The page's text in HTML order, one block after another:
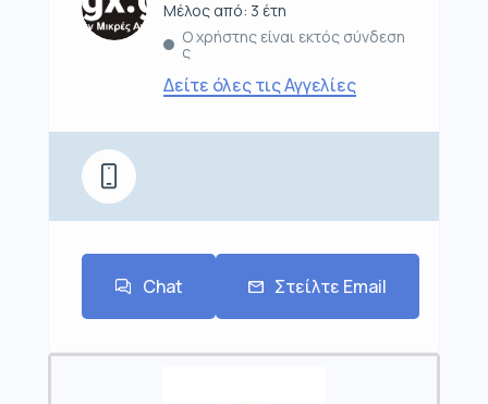
Μέλος από: 3 έτη
Ο χρήστης είναι εκτός σύνδεση
ς
Δείτε όλες τις Αγγελίες
Chat Στείλτε Email